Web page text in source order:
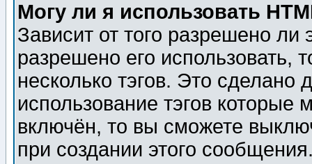
Могу ли я использовать
Зависит от того разрешено
разрешено его использовать,
несколько тэгов. Это сделано
использование тэгов
включён, то вы сможете
при создании этого